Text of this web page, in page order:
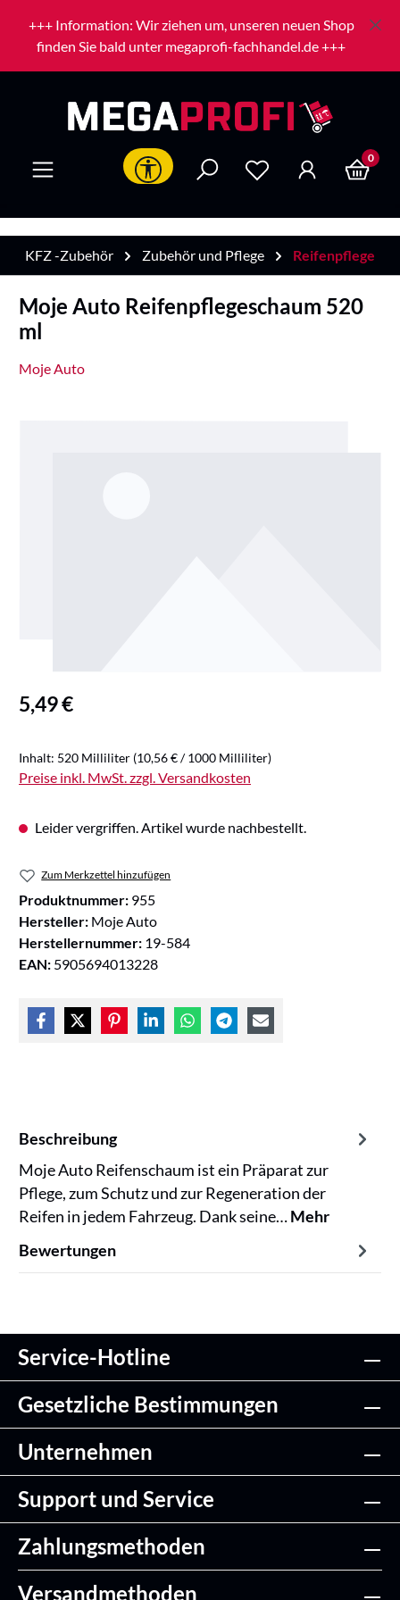
Zum Hauptinhalt springen
+++ Information: Wir ziehen um, unseren neuen Shop
finden Sie bald unter megaprofi-fachhandel.de +++
Werkzeugleiste anzeigen 0
KFZ -Zubehör Zubehör und Pflege Reifenpflege
Moje Auto Reifenpflegeschaum 520
ml
Moje Auto
Regulärer Preis:
5,49 €
Inhalt: 520 Milliliter (10,56 € / 1000 Milliliter)
Preise inkl. MwSt. zzgl. Versandkosten
Leider vergriffen. Artikel wurde nachbestellt.
Zum Merkzettel hinzufügen
Produktnummer: 955
Hersteller: Moje Auto
Herstellernummer: 19-584
EAN: 5905694013228
Beschreibung
Moje Auto Reifenschaum ist ein Präparat zur
Pflege, zum Schutz und zur Regeneration der
Reifen in jedem Fahrzeug. Dank seine…Mehr
Bewertungen
Service-Hotline
Gesetzliche Bestimmungen
Unternehmen
Support und Service
Zahlungsmethoden
Versandmethoden